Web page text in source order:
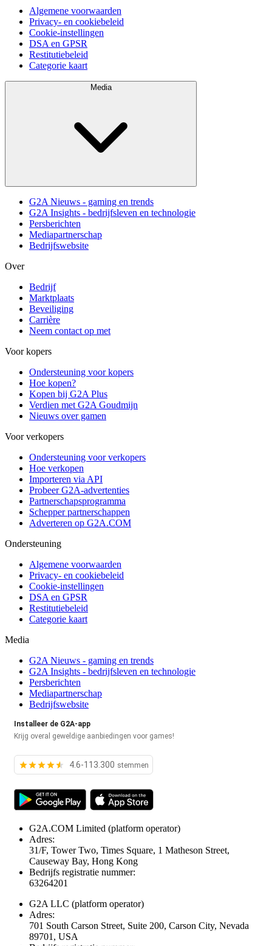
Algemene voorwaarden
Privacy- en cookiebeleid
Cookie-instellingen
DSA en GPSR
Restitutiebeleid
Categorie kaart
Media
G2A Nieuws - gaming en trends
G2A Insights - bedrijfsleven en technologie
Persberichten
Mediapartnerschap
Bedrijfswebsite
Over
Bedrijf
Marktplaats
Beveiliging
Carrière
Neem contact op met
Voor kopers
Ondersteuning voor kopers
Hoe kopen?
Kopen bij G2A Plus
Verdien met G2A Goudmijn
Nieuws over gamen
Voor verkopers
Ondersteuning voor verkopers
Hoe verkopen
Importeren via API
Probeer G2A-advertenties
Partnerschapsprogramma
Schepper partnerschappen
Adverteren op G2A.COM
Ondersteuning
Algemene voorwaarden
Privacy- en cookiebeleid
Cookie-instellingen
DSA en GPSR
Restitutiebeleid
Categorie kaart
Media
G2A Nieuws - gaming en trends
G2A Insights - bedrijfsleven en technologie
Persberichten
Mediapartnerschap
Bedrijfswebsite
Installeer de G2A-app
Krijg overal geweldige aanbiedingen voor games!
4.6-113.300 stemmen
G2A.COM Limited (platform operator)
Adres:
31/F, Tower Two, Times Square, 1 Matheson Street,
Causeway Bay, Hong Kong
Bedrijfs registratie nummer:
63264201
G2A LLC (platform operator)
Adres:
701 South Carson Street, Suite 200, Carson City, Nevada
89701, USA